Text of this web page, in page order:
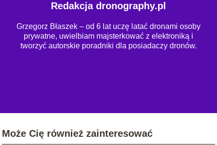
Redakcja dronography.pl
Grzegorz Błaszek – od 6 lat uczę latać dronami osoby
prywatne, uwielbiam majsterkować z elektroniką i
tworzyć autorskie poradniki dla posiadaczy dronów.
Może Cię również zainteresować